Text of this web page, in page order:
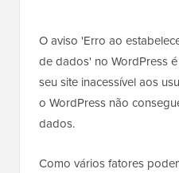
O aviso 'Erro ao
de dados' no WordPress
seu site inacessível aos
o WordPress não
dados.
Como vários fatores